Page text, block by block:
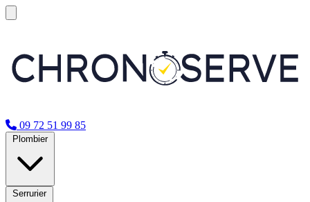
09 72 51 99 85
Plombier
Serrurier